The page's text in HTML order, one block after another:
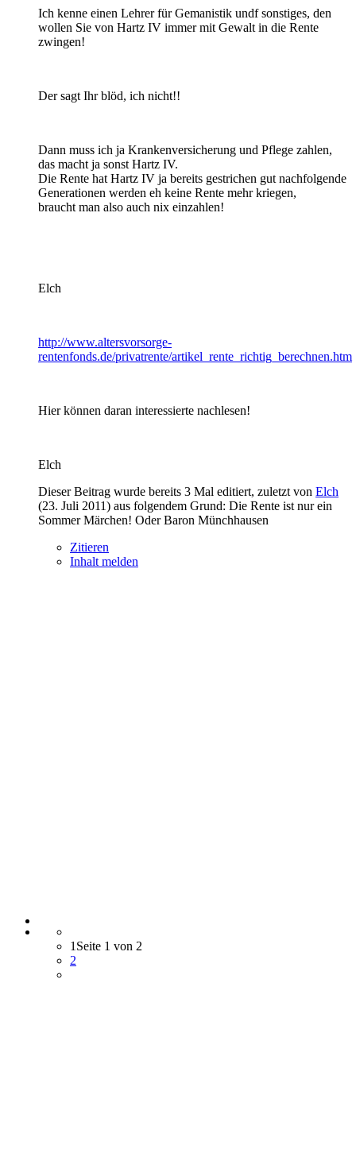
Ich kenne einen Lehrer für Gemanistik undf sonstiges, den
wollen Sie von Hartz IV immer mit Gewalt in die Rente
zwingen!
Der sagt Ihr blöd, ich nicht!!
Dann muss ich ja Krankenversicherung und Pflege zahlen,
das macht ja sonst Hartz IV.
Die Rente hat Hartz IV ja bereits gestrichen gut nachfolgende
Generationen werden eh keine Rente mehr kriegen,
braucht man also auch nix einzahlen!
Elch
http://www.altersvorsorge-
rentenfonds.de/privatrente/artikel_rente_richtig_berechnen.htm
Hier können daran interessierte nachlesen!
Elch
Dieser Beitrag wurde bereits 3 Mal editiert, zuletzt von Elch
(23. Juli 2011) aus folgendem Grund: Die Rente ist nur ein
Sommer Märchen! Oder Baron Münchhausen
Zitieren
Inhalt melden
1 Seite 1 von 2
2